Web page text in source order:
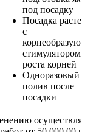
под посадку
Посадка растений
с
корнеобразующим
стимулятором
роста корней
Одноразовый
полив после
посадки
осуществляется